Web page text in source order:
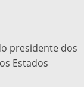
presidente dos
Estados